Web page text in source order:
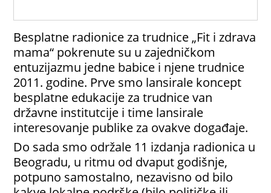
Besplatne radionice za trudnice „Fit i zdrava
mama“ pokrenute su u zajedničkom
entuzijazmu jedne babice i njene trudnice
2011. godine. Prve smo lansirale koncept
besplatne edukacije za trudnice van
državne institutcije i time lansirale
interesovanje publike za ovakve događaje.
Do sada smo održale 11 izdanja radionica u
Beogradu, u ritmu od dvaput godišnje,
potpuno samostalno, nezavisno od bilo